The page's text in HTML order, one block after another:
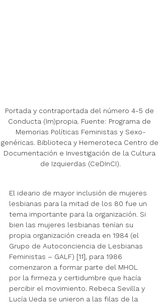
Portada y contraportada del número 4-5 de
Conducta (Im)propia. Fuente: Programa de
Memorias Políticas Feministas y Sexo-
genéricas. Biblioteca y Hemeroteca Centro de
Documentación e Investigación de la Cultura
de Izquierdas (CeDInCI).
El ideario de mayor inclusión de mujeres
lesbianas para la mitad de los 80 fue un
tema importante para la organización. Si
bien las mujeres lesbianas tenían su
propia organización creada en 1984 (el
Grupo de Autoconciencia de Lesbianas
Feministas – GALF) [11], para 1986
comenzaron a formar parte del MHOL
por la firmeza y certidumbre que hacía
percibir el movimiento. Rebeca Sevilla y
Lucía Ueda se unieron a las filas de la